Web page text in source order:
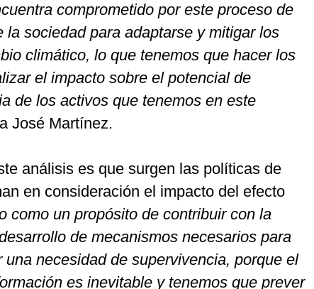
comprometido por este proceso de
la sociedad para adaptarse y mitigar los
climático, lo que tenemos que hacer los
el impacto sobre el potencial de
de los activos que tenemos en este
José Martínez.
análisis es que surgen las políticas de
en consideración el impacto del efecto
como un propósito de contribuir con la
de mecanismos necesarios para
una necesidad de supervivencia, porque el
es inevitable y tenemos que prever